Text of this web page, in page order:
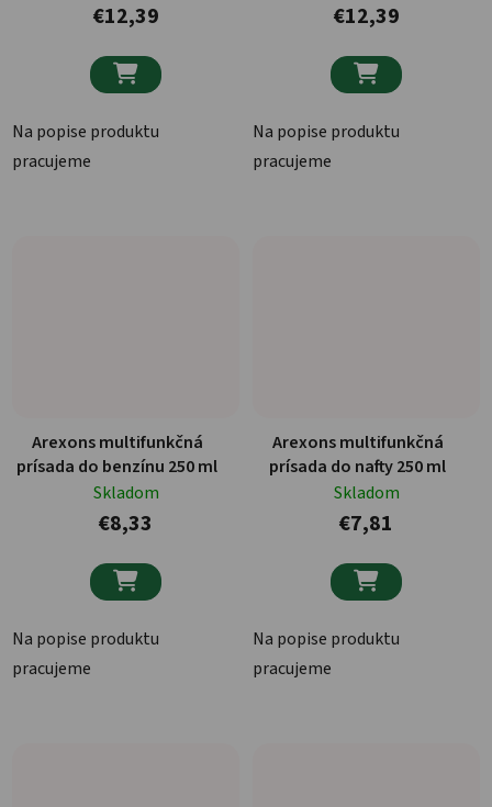
€12,39

Na popise produktu
pracujeme
€12,39

Na popise produktu
pracujeme
Arexons multifunkčná
prísada do benzínu 250 ml
Skladom
€8,33

Na popise produktu
pracujeme
Arexons multifunkčná
prísada do nafty 250 ml
Skladom
€7,81

Na popise produktu
pracujeme